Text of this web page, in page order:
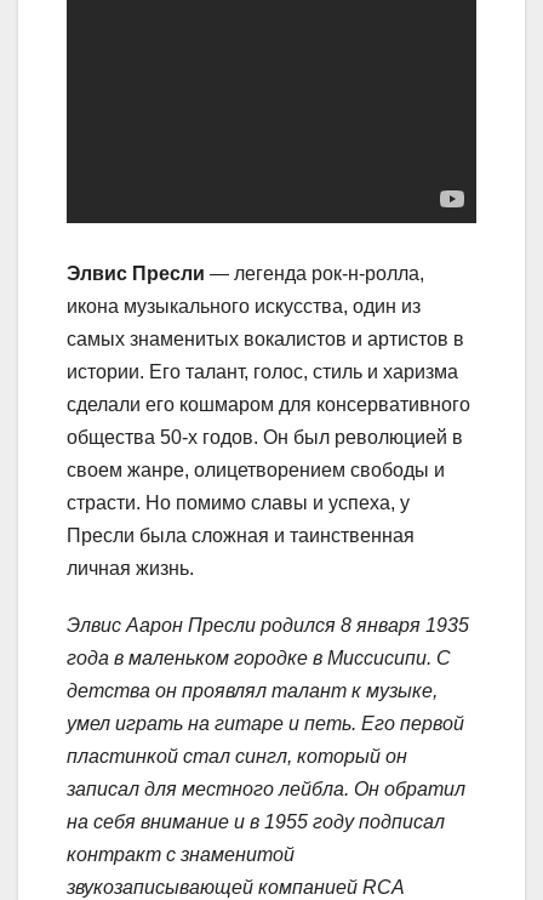
Элвис Пресли — легенда рок-н-ролла,
икона музыкального искусства, один из
самых знаменитых вокалистов и артистов в
истории. Его талант, голос, стиль и харизма
сделали его кошмаром для консервативного
общества 50-х годов. Он был революцией в
своем жанре, олицетворением свободы и
страсти. Но помимо славы и успеха, у
Пресли была сложная и таинственная
личная жизнь.
Элвис Аарон Пресли родился 8 января 1935
года в маленьком городке в Миссисипи. С
детства он проявлял талант к музыке,
умел играть на гитаре и петь. Его первой
пластинкой стал сингл, который он
записал для местного лейбла. Он обратил
на себя внимание и в 1955 году подписал
контракт с знаменитой
звукозаписывающей компанией RCA